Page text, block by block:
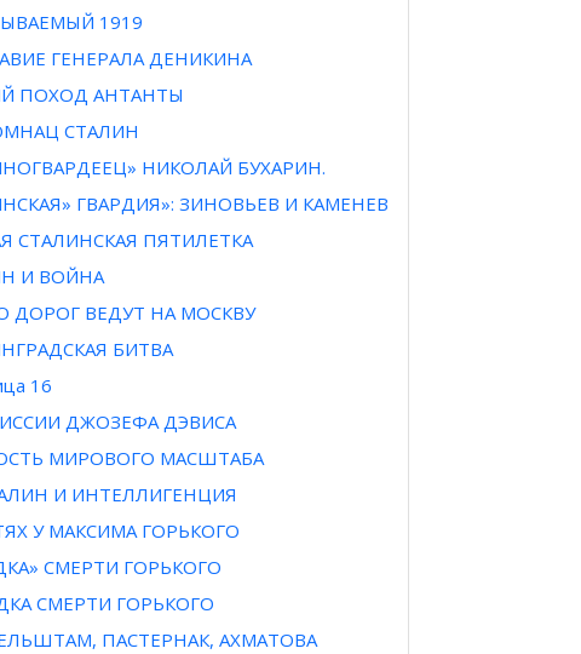
1919
ГЕНЕРАЛА ДЕНИКИНА
ПОХОД АНТАНТЫ
СТАЛИН
НИКОЛАЙ БУХАРИН.
ГВАРДИЯ»: ЗИНОВЬЕВ И КАМЕНЕВ
СТАЛИНСКАЯ ПЯТИЛЕТКА
И ВОЙНА
ДОРОГ ВЕДУТ НА МОСКВУ
БИТВА
16
ДЖОЗЕФА ДЭВИСА
МИРОВОГО МАСШТАБА
И ИНТЕЛЛИГЕНЦИЯ
У МАКСИМА ГОРЬКОГО
СМЕРТИ ГОРЬКОГО
СМЕРТИ ГОРЬКОГО
ПАСТЕРНАК, АХМАТОВА